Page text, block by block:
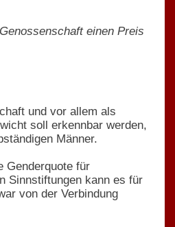
einen Preis
und vor allem als
soll erkennbar werden,
Männer.
Genderquote für
Sinnstiftungen kann es für
von der Verbindung